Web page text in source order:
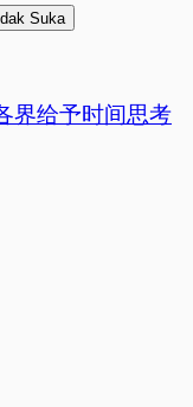
Suka
界给予时间思考